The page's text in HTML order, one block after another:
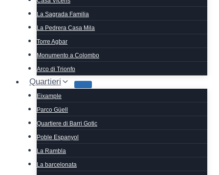
La Sagrada Familia
La Pedrera Casa Mila
Torre Agbar
Monumento a Colombo
Arco di Trionfo
Quartieri
Eixample
Parco Güell
Quartiere di Barri Gotic
Poble Espanyol
La Rambla
La barcelonata